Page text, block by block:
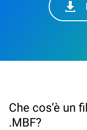
Che cos’è un
.MBF?